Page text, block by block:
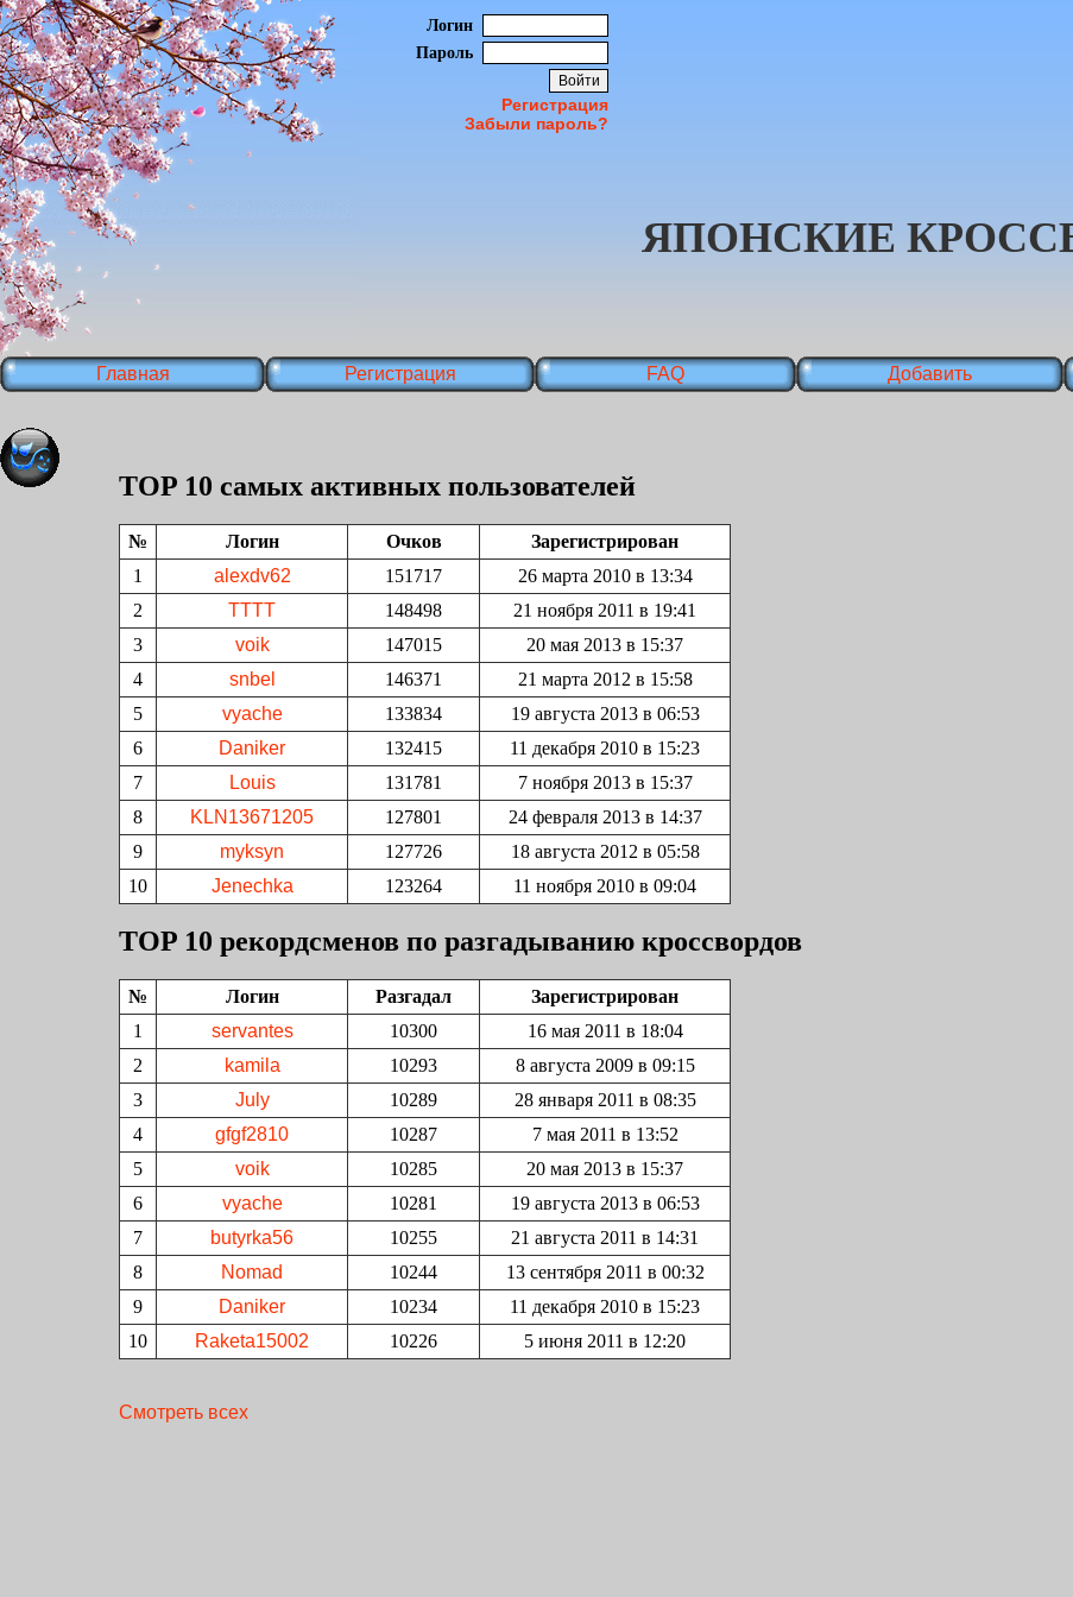
Логин
Пароль
Регистрация
Забыли пароль?
ЯПОНСКИЕ
Главная Регистрация FAQ Добавить
TOP 10 самых активных пользователей
№ Логин Очков
Зарегистрирован
1
alexdv62 151717
26 марта 2010 в 13:34
2
TTTT 148498
21 ноября 2011 в 19:41
3
voik 147015
20 мая 2013 в 15:37
4
snbel 146371
21 марта 2012 в 15:58
5
vyache 133834
19 августа 2013 в 06:53
6
Daniker 132415
11 декабря 2010 в 15:23
7
Louis 131781
7 ноября 2013 в 15:37
8
KLN13671205 127801
24 февраля 2013 в 14:37
9
myksyn 127726
18 августа 2012 в 05:58
10
Jenechka 123264 11 ноября 2010 в 09:04
TOP 10 рекордсменов по разгадыванию кроссвордов
№ Логин Разгадал
Зарегистрирован
1
servantes 10300
16 мая 2011 в 18:04
2
kamila 10293
8 августа 2009 в 09:15
3
July 10289
28 января 2011 в 08:35
4
gfgf2810 10287
7 мая 2011 в 13:52
5
voik 10285
20 мая 2013 в 15:37
6
vyache 10281
19 августа 2013 в 06:53
7
butyrka56 10255
21 августа 2011 в 14:31
8
Nomad 10244
13 сентября 2011 в 00:32
9
Daniker 10234
11 декабря 2010 в 15:23
10
Raketa15002 10226 5 июня 2011 в 12:20
Смотреть всех